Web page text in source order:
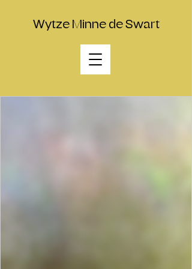
Wytze Minne de Swart